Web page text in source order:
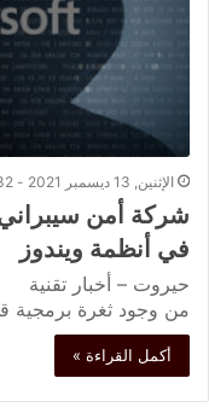
الإثنين, 13 ديسمبر 2021 - 10:32 م
شركة أمن
في أنظمة ويندوز
حيروت – أخبار تقنية
من وجود ثغرة برمجية
أكمل القراءة »